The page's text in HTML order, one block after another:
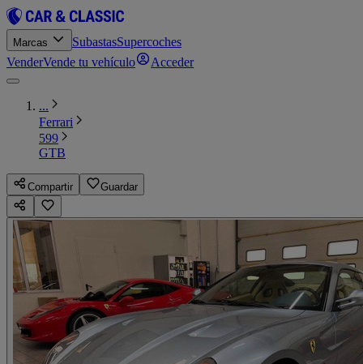
Marcas SubastasSupercoches
VenderVende tu vehículo Acceder
...
Ferrari
599
GTB
Compartir Guardar